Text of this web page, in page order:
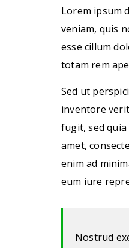
Lorem ipsum
veniam, quis
esse cillum
totam rem
Sed ut
inventore
fugit, sed
amet,
enim ad
eum iure
Nostrud